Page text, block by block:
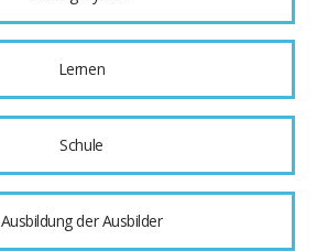
Lernen
Schule
Ausbildung der Ausbilder